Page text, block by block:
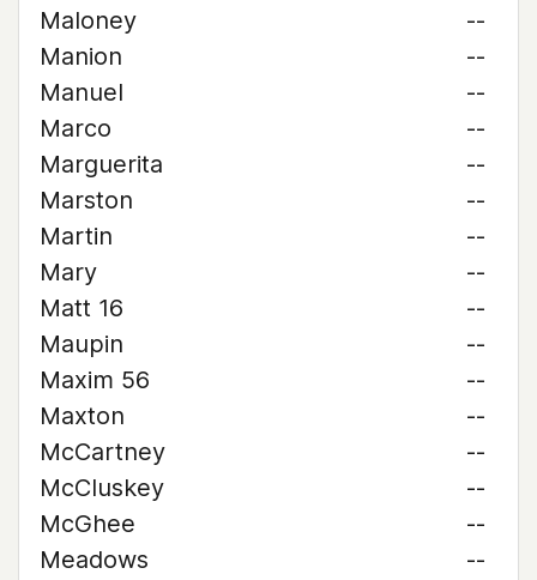
Maloney
--
Manion
--
Manuel
--
Marco
--
Marguerita
--
Marston
--
Martin
--
Mary
--
Matt 16
--
Maupin
--
Maxim 56
--
Maxton
--
McCartney
--
McCluskey
--
McGhee
--
Meadows
--